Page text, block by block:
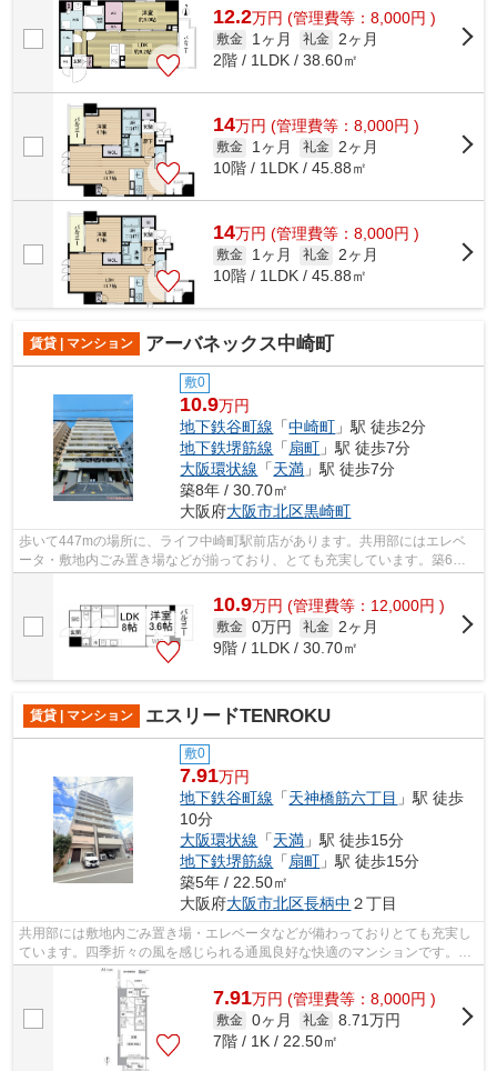
12.2万円 (管理費等：8,000円 )
敷金 1ヶ月 礼金 2ヶ月
2階 / 1LDK / 38.60㎡
14万円 (管理費等：8,000円 )
敷金 1ヶ月 礼金 2ヶ月
10階 / 1LDK / 45.88㎡
14万円 (管理費等：8,000円 )
敷金 1ヶ月 礼金 2ヶ月
10階 / 1LDK / 45.88㎡
賃貸 | マンション アーバネックス中崎町
敷0
10.9万円
地下鉄谷町線 「中崎町 」駅 徒歩2分
地下鉄堺筋線 「 扇町 」駅 徒歩7分
大阪環状線 「天満 」駅 徒歩7分
築8年 / 30.70㎡
大阪府大阪市北区黒崎町
歩いて447mの場所に、ライフ中崎町駅前店があります。共用部にはエレベ
ータ・敷地内ごみ置き場などが揃っており、とても充実しています。築6年
の設備が充実した物件となっています。外...
10.9万円 (管理費等：12,000円 )
敷金 0万円 礼金 2ヶ月
9階 / 1LDK / 30.70㎡
賃貸 | マンション エスリードTENROKU
敷0
7.91万円
地下鉄谷町線 「天神橋筋六丁目 」駅 徒歩
10分
大阪環状線 「天満 」駅 徒歩15分
地下鉄堺筋線 「扇町 」駅 徒歩15分
築5年 / 22.50㎡
大阪府大阪市北区長柄中 ２丁目
共用部には敷地内ごみ置き場・エレベータなどが備わっておりとても充実し
ています。四季折々の風を感じられる通風良好な快適のマンションです。し
っかりとした造りが自慢の築5年のマン...
7.91万円 (管理費等：8,000円 )
敷金 0ヶ月 礼金 8.71万円
7階 / 1K / 22.50㎡